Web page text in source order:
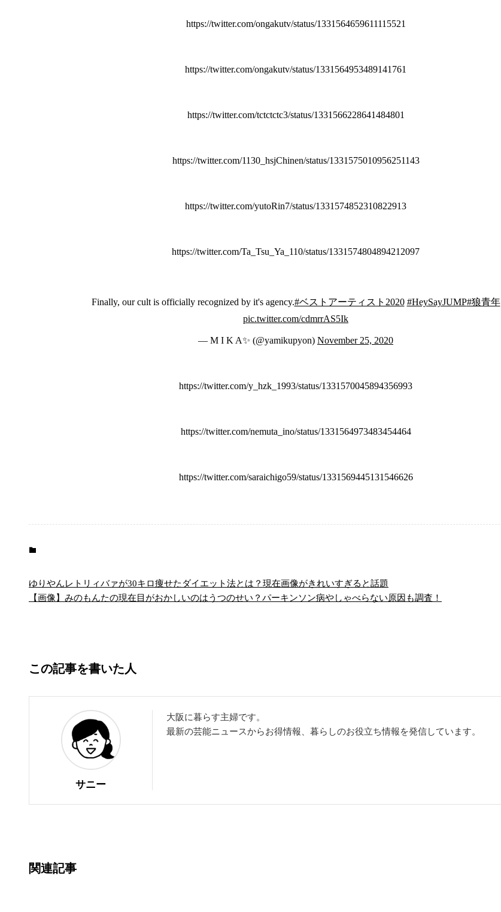
https://twitter.com/ongakutv/status/1331564659611115521
https://twitter.com/ongakutv/status/1331564953489141761
https://twitter.com/tctctctc3/status/1331566228641484801
https://twitter.com/1130_hsjChinen/status/1331575010956251143
https://twitter.com/yutoRin7/status/1331574852310822913
https://twitter.com/Ta_Tsu_Ya_110/status/1331574804894212097
Finally, our cult is officially recognized by it's agency.#ベストアーティスト2020 #HeySayJUMP#狼青年
pic.twitter.com/cdmrrAS5Ik
— M I K A✨ (@yamikupyon) November 25, 2020
https://twitter.com/y_hzk_1993/status/1331570045894356993
https://twitter.com/nemuta_ino/status/1331564973483454464
https://twitter.com/saraichigo59/status/1331569445131546626
ゆりやんレトリィバァが30キロ痩せたダイエット法とは？現在画像がきれいすぎると話題
【画像】みのもんたの現在目がおかしいのはうつのせい？パーキンソン病やしゃべらない原因も調査！
この記事を書いた人
サニー
大阪に暮らす主婦です。
最新の芸能ニュースからお得情報、暮らしのお役立ち情報を発信しています。
関連記事